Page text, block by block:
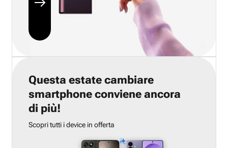
Questa estate cambiare
smartphone conviene ancora
di più!
Scopri tutti i device in offerta